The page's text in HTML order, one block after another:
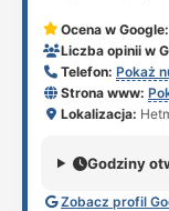
Ocena w Google:
Liczba opinii w
Telefon: Pokaż
Strona www:
Lokalizacja:
Godziny
Zobacz profil